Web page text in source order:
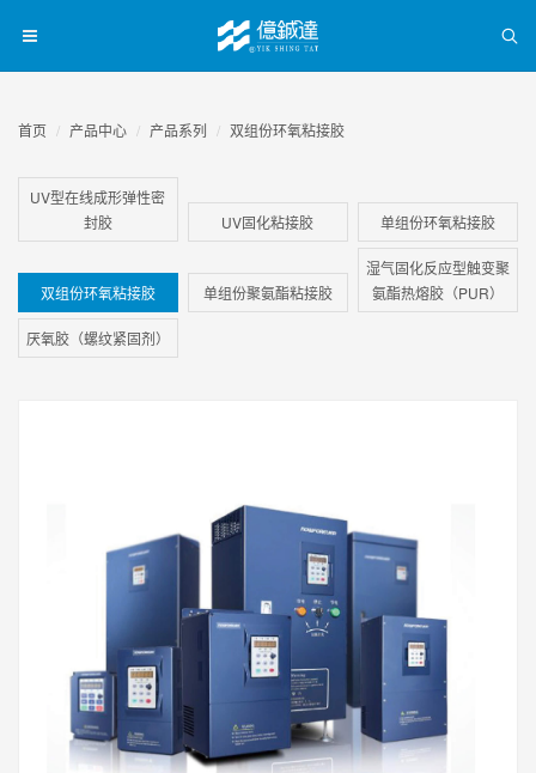
首页 产品中心 产品系列 双组份环氧粘接胶
UV型在线成形弹性密
封胶
UV固化粘接胶 单组份环氧粘接胶
双组份环氧粘接胶 单组份聚氨酯粘接胶
湿气固化反应型触变聚
氨酯热熔胶（PUR）
厌氧胶（螺纹紧固剂）